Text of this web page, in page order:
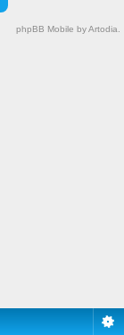
phpBB Mobile by Artodia.